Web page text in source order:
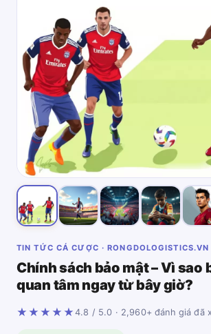
TIN TỨC CÁ CƯỢC · RONGDOLOGISTICS.VN
Chính sách bảo mật – Vì sao
quan tâm ngay từ bây giờ?
★★★★★ 4.8 / 5.0 · 2,960+ đánh giá đã